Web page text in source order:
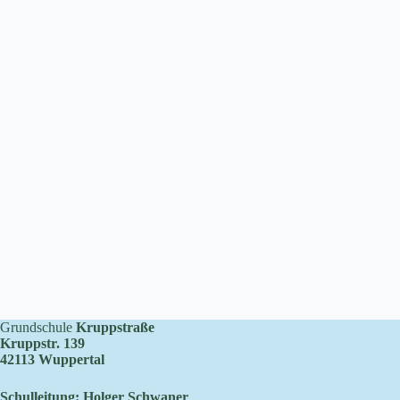
Grundschule Kruppstraße
Kruppstr. 139
42113 Wuppertal
Schulleitung: Holger Schwaner